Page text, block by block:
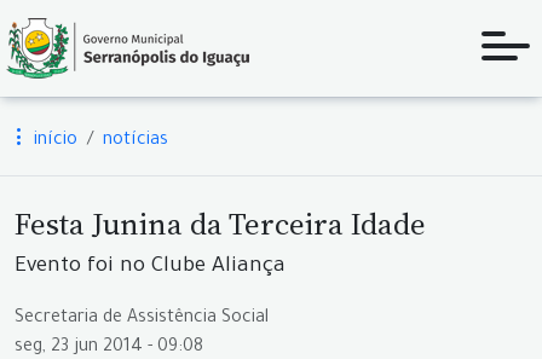
início notícias
Festa Junina da Terceira Idade
Evento foi no Clube Aliança
Secretaria de Assistência Social
seg, 23 jun 2014 - 09:08